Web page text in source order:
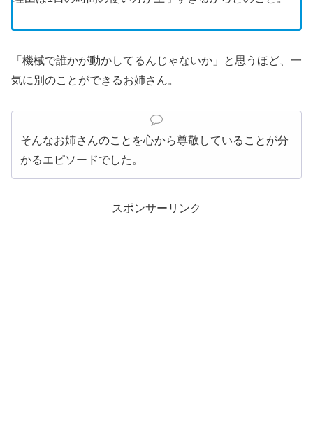
「機械で誰かが動かしてるんじゃないか」と思うほど、一
気に別のことができるお姉さん。
そんなお姉さんのことを心から尊敬していることが分
かるエピソードでした。
スポンサーリンク